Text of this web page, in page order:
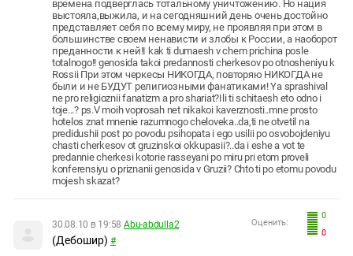
времена подверглась тотальному уничтожению. Но нация
выстояла,выжила, и на сегодняшний день очень достойно
представляет себя по всему миру, не проявляя при этом в
большинстве своем ненависти и злобы к России, а наоборот
преданности к ней!I kak ti dumaesh v chem prichina posle
totalnogo!! genosida takoi predannosti cherkesov po otnosheniyu k
Rossii При этом черкесы НИКОГДА, повторяю НИКОГДА не
были и не БУДУТ религиозными фанатиками! Ya sprashival
ne pro religioznii fanatizm a pro shariat?Ili ti schitaesh eto odno i
toje...? ps.V moih voprosah net nikakoi kaverznosti..mne prosto
hotelos znat mnenie razumnogo cheloveka..da,ti ne otvetil na
predidushii post po povodu psihopata i ego usilii po osvobojdeniyu
chasti cherkesov ot gruzinskoi okkupasii?..da i eshe a vot te
predannie cherkesi kotorie rasseyani po miru pri etom proveli
konferensiyu o priznanii genosida v Gruzii? Chto ti po etomu povodu
mojesh skazat?
0
0
Оценить:
30.08.10 в 19:58 Abu-abdulla2
(Дебошир) #